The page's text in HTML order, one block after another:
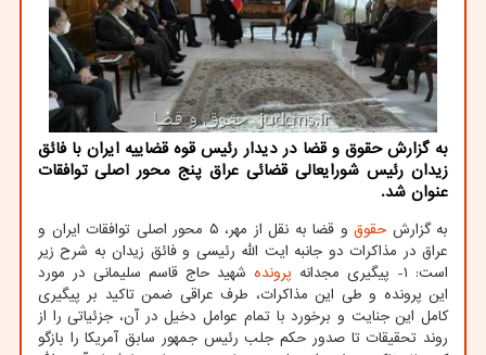
به گزارش حقوق و قضا در دیدار رئیس قوه قضاییه ایران با فائق
زیدان رئیس شورایعالی قضائی عراق پنج محور اصلی توافقات
عنوان شد.
به گزارش حقوق
و قضا به نقل از مهر، ۵ محور اصلی توافقات ایران و
عراق در مذاکرات دو جانبه ایت الله رئیسی و فائق زیدان به شرح زیر
است: ۱- پیگیری مجدانه
پرونده شهید حاج قاسم سلیمانی در مورد
این پرونده و طی این مذاکرات، طرف عراقی ضمن تاکید بر پیگیری
کامل این جنایت و برخورد با تمام عوامل دخیل در آن، جزئیاتی را از
روند تحقیقات تا صدور حکم جلب رئیس جمهور سابق آمریکا را بازگو